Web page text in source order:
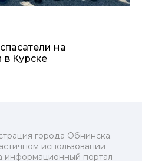
на
в Курске
города Обнинска.
использовании
информационный портал